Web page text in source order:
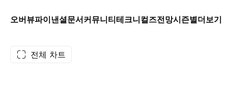
오버뷰파이낸셜문서커뮤니티테크니컬즈전망시즌별더보기
전체 차트